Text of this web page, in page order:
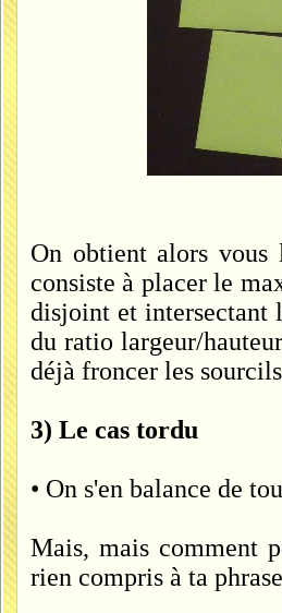
On obtient alors
consiste à placer le
disjoint et intersectant
du ratio largeur/
déjà froncer les
3) Le cas tordu
• On s'en balance de
Mais, mais comment
rien compris à ta